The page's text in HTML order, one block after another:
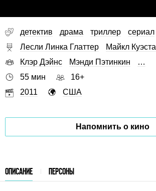
детектив драма триллер
сериал
Лесли Линка Глаттер
Майкл Куэста
Клэр Дэйнс
Мэнди Пэтинкин
…
55 мин
16+
2011
США
Напомнить о кино
ОПИСАНИЕ ПЕРСОНЫ